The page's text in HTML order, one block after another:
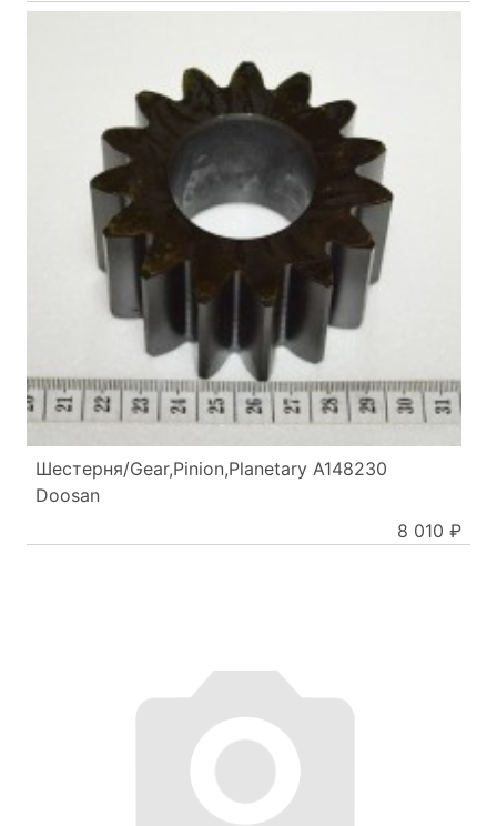
Шестерня/Gear,Pinion,Planetary A148230
Doosan
8 010 ₽